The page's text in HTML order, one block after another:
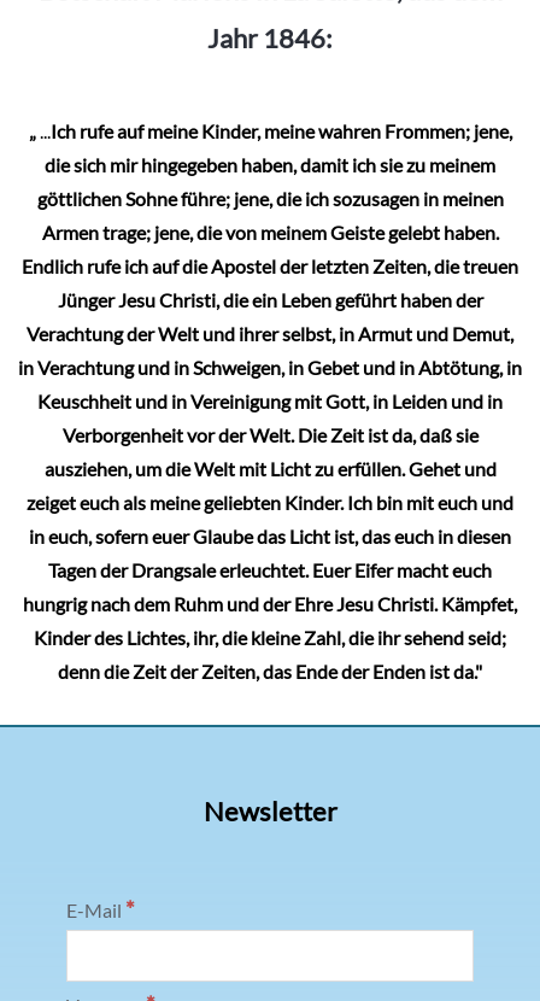
Jahr 1846:
„...Ich rufe auf meine Kinder, meine wahren Frommen; jene,
die sich mir hingegeben haben, damit ich sie zu meinem
göttlichen Sohne führe; jene, die ich sozusagen in meinen
Armen trage; jene, die von meinem Geiste gelebt haben.
Endlich rufe ich auf die Apostel der letzten Zeiten, die treuen
Jünger Jesu Christi, die ein Leben geführt haben der
Verachtung der Welt und ihrer selbst, in Armut und Demut,
in Verachtung und in Schweigen, in Gebet und in Abtötung, in
Keuschheit und in Vereinigung mit Gott, in Leiden und in
Verborgenheit vor der Welt. Die Zeit ist da, daß sie
ausziehen, um die Welt mit Licht zu erfüllen. Gehet und
zeiget euch als meine geliebten Kinder. Ich bin mit euch und
in euch, sofern euer Glaube das Licht ist, das euch in diesen
Tagen der Drangsale erleuchtet. Euer Eifer macht euch
hungrig nach dem Ruhm und der Ehre Jesu Christi. Kämpfet,
Kinder des Lichtes, ihr, die kleine Zahl, die ihr sehend seid;
denn die Zeit der Zeiten, das Ende der Enden ist da."
Newsletter
E-Mail *